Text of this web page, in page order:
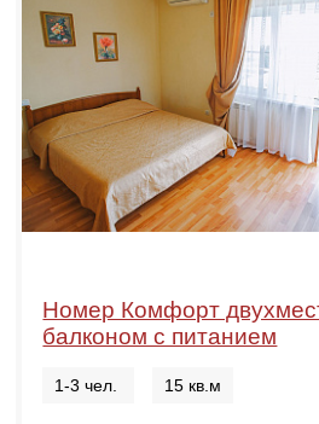
Номер Комфорт
балконом с питанием
1-3 чел. 15 кв.м